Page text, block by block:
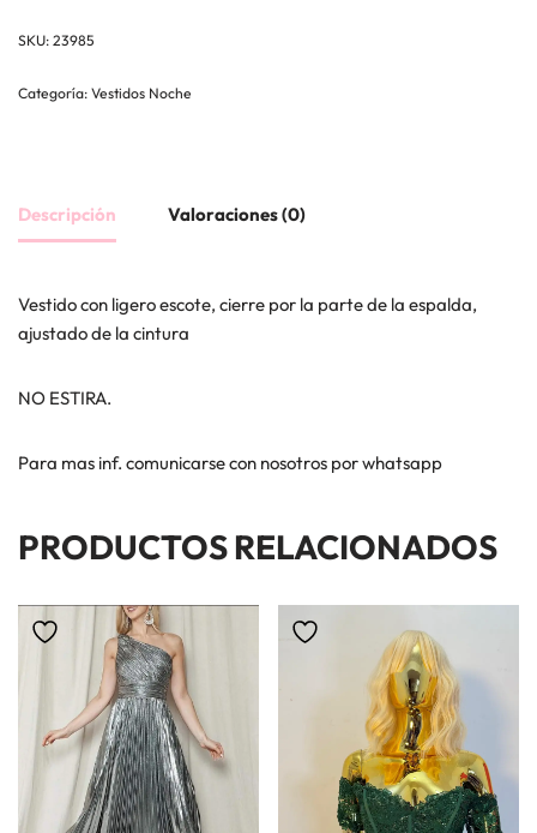
SKU: 23985
Categoría: Vestidos Noche
Descripción Valoraciones (0)
Vestido con ligero escote, cierre por la parte de la espalda,
ajustado de la cintura
NO ESTIRA.
Para mas inf. comunicarse con nosotros por whatsapp
PRODUCTOS RELACIONADOS